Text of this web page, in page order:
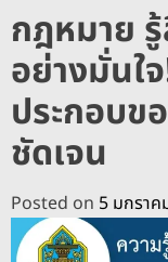
า
ว
กฎหมาย
อย่างมั่นใ
ประกอบข
ชัดเจน
Posted on 5 มกราค